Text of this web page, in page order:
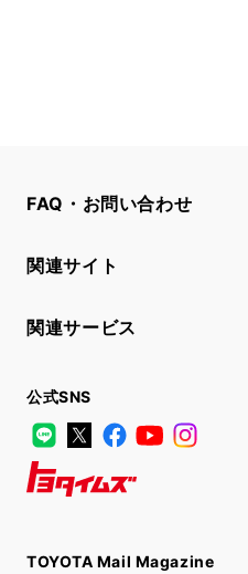
FAQ・お問い合わせ
関連サイト
関連サービス
公式SNS
LINE
X FacebookYouTube
TOYOTA Mail Magazine